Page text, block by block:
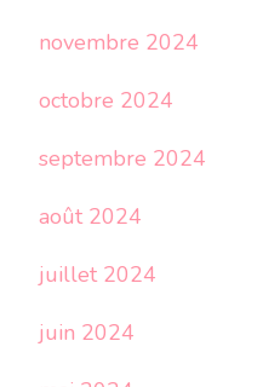
novembre 2024
octobre 2024
septembre 2024
août 2024
juillet 2024
juin 2024